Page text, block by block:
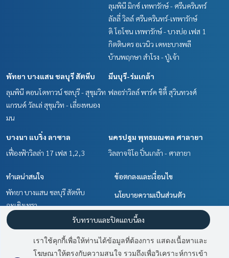
ลุมพินี มิกซ์ เทพารักษ์ - ศรีนครินทร์
ลัลลี่ วิลล์ ศรีนครินทร์-เทพารักษ์
ดิ โอโซน เทพารักษ์ - บางบ่อ เฟส 1
กิตตินคร อเวนิว เคหะบางพลี
บ้านพฤกษา สำโรง - ปู่เจ้า
พัทยา บางแสน ชลบุรี สัตหีบ
ลุมพินี คอนโดทาวน์ ชลบุรี - สุขุมวิท
แกรนด์ วัลเล่ สุขุมวิท - เลี่ยงหนอง
มน
มีนบุรี-ร่มเกล้า
ฟลอร่าวิลล์ พาร์ค ซิตี้ สุวินทวงศ์
บางนา แบริ่ง ลาซาล
เฟื่องฟ้าวิลล่า 17 เฟส 1,2,3
นครปฐม พุทธมณฑล ศาลายา
วิลลาจจิโอ ปิ่นเกล้า - ศาลายา
ทำเลน่าสนใจ
พัทยา บางแสน ชลบุรี สัตหีบ
ฉะเชิงเทรา
สำโรง สมุทรปราการ
บางนา แบริ่ง ลาซาล
นครปฐม พุทธมณฑล ศาลายา
มีนบุรี-ร่มเกล้า
ข้อตกลงและเงื่อนไข
นโยบายความเป็นส่วนตัว
เกี่ยวกับเรา
วิธีการฝากขาย-เช่า
ติดต่อ
เราใช้คุกกี้เพื่อให้ท่านได้ข้อมูลที่ต้องการ แสดงเนื้อหาและ
โฆษณาให้ตรงกับความสนใจ รวมถึงเพื่อวิเคราะห์การเข้า
รับทราบและปิดแถบนี้ลง